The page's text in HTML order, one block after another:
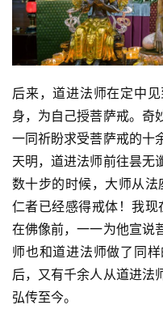
后来，道进法师在定中
身，为自己授菩萨戒。奇
一同祈盼求受菩萨戒的十
天明，道进法师前往昙无
数十步的时候，大师从法
仁者已经感得戒体！我
在佛像前，一一为他宣说
师也和道进法师做了同
后，又有千余人从道进法
弘传至今。